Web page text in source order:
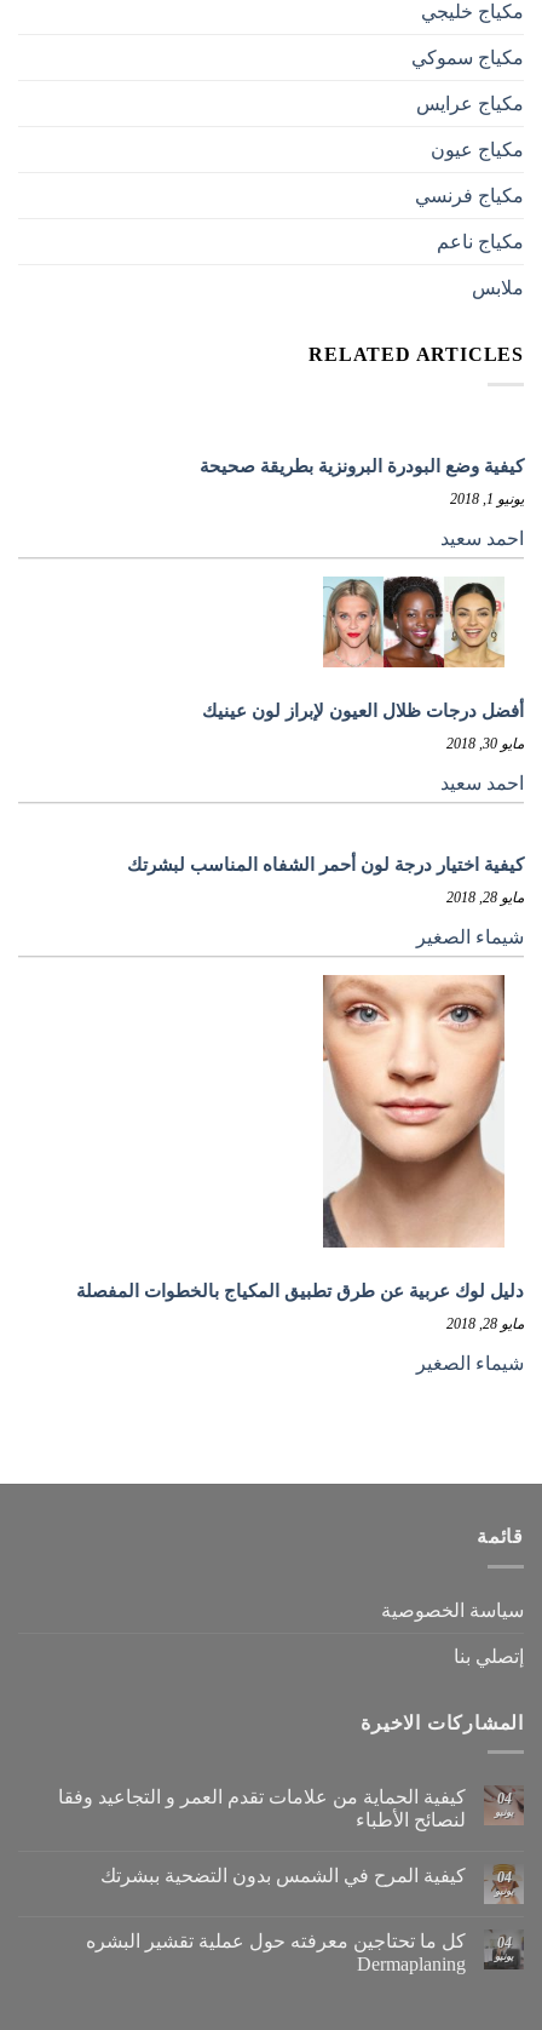
مكياج خليجي
مكياج سموكي
مكياج عرايس
مكياج عيون
مكياج فرنسي
مكياج ناعم
ملابس
RELATED ARTICLES
كيفية وضع البودرة البرونزية بطريقة صحيحة
يونيو 1, 2018
احمد سعيد
أفضل درجات ظلال العيون لإبراز لون عينيك
مايو 30, 2018
احمد سعيد
كيفية اختيار درجة لون أحمر الشفاه المناسب لبشرتك
مايو 28, 2018
شيماء الصغير
دليل لوك عربية عن طرق تطبيق المكياج بالخطوات المفصلة
مايو 28, 2018
شيماء الصغير
قائمة
سياسة الخصوصية
إتصلي بنا
المشاركات الاخيرة
04
يونيو
كيفية الحماية من علامات تقدم العمر و التجاعيد وفقا
لنصائح الأطباء
04
يونيو
كيفية المرح في الشمس بدون التضحية ببشرتك
04
يونيو
كل ما تحتاجين معرفته حول عملية تقشير البشره
Dermaplaning